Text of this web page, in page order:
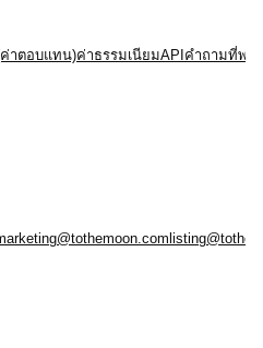
ค่าตอบแทน)ค่าธรรมเนียมAPI คำถามที่พบ